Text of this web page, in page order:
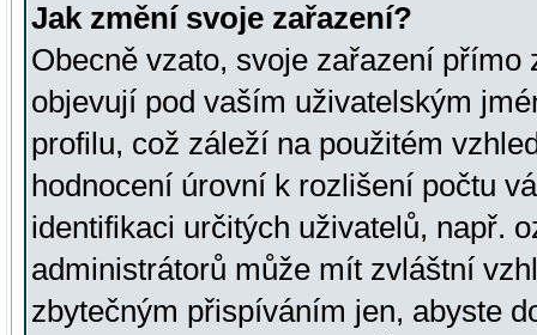
Jak změní svoje zařazení?
Obecně vzato, svoje zařazení přímo
objevují pod vaším uživatelským
profilu, což záleží na použitém
hodnocení úrovní k rozlišení počtu
identifikaci určitých uživatelů, např.
administrátorů může mít zvláštní
zbytečným přispíváním jen, abyste